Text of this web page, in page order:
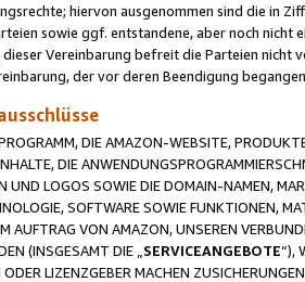
hiervon ausgenommen sind die in
sowie ggf. entstandene, aber noch
dieser Vereinbarung befreit die Parteien nicht
der vor deren Beendigung
DIE AMAZON-WEBSITE,
DIE
UND LOGOS SOWIE DIE DOMAIN-NAMEN,
SOFTWARE SOWIE FUNKTIONEN,
AUFTRAG VON AMAZON, UNSEREN
(INSGESAMT DIE „ SERVICEANGEBOTE“),
LIZENZGEBER MACHEN